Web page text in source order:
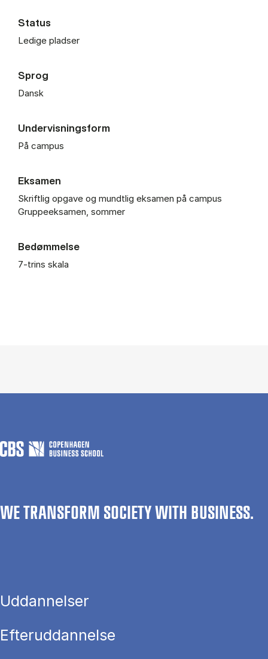
Status
Ledige pladser
Sprog
Dansk
Undervisningsform
På campus
Eksamen
Skriftlig opgave og mundtlig eksamen på campus
Gruppeeksamen, sommer
Bedømmelse
7-trins skala
WE TRANSFORM SOCIETY WITH BUSINESS.
Uddannelser
Efteruddannelse